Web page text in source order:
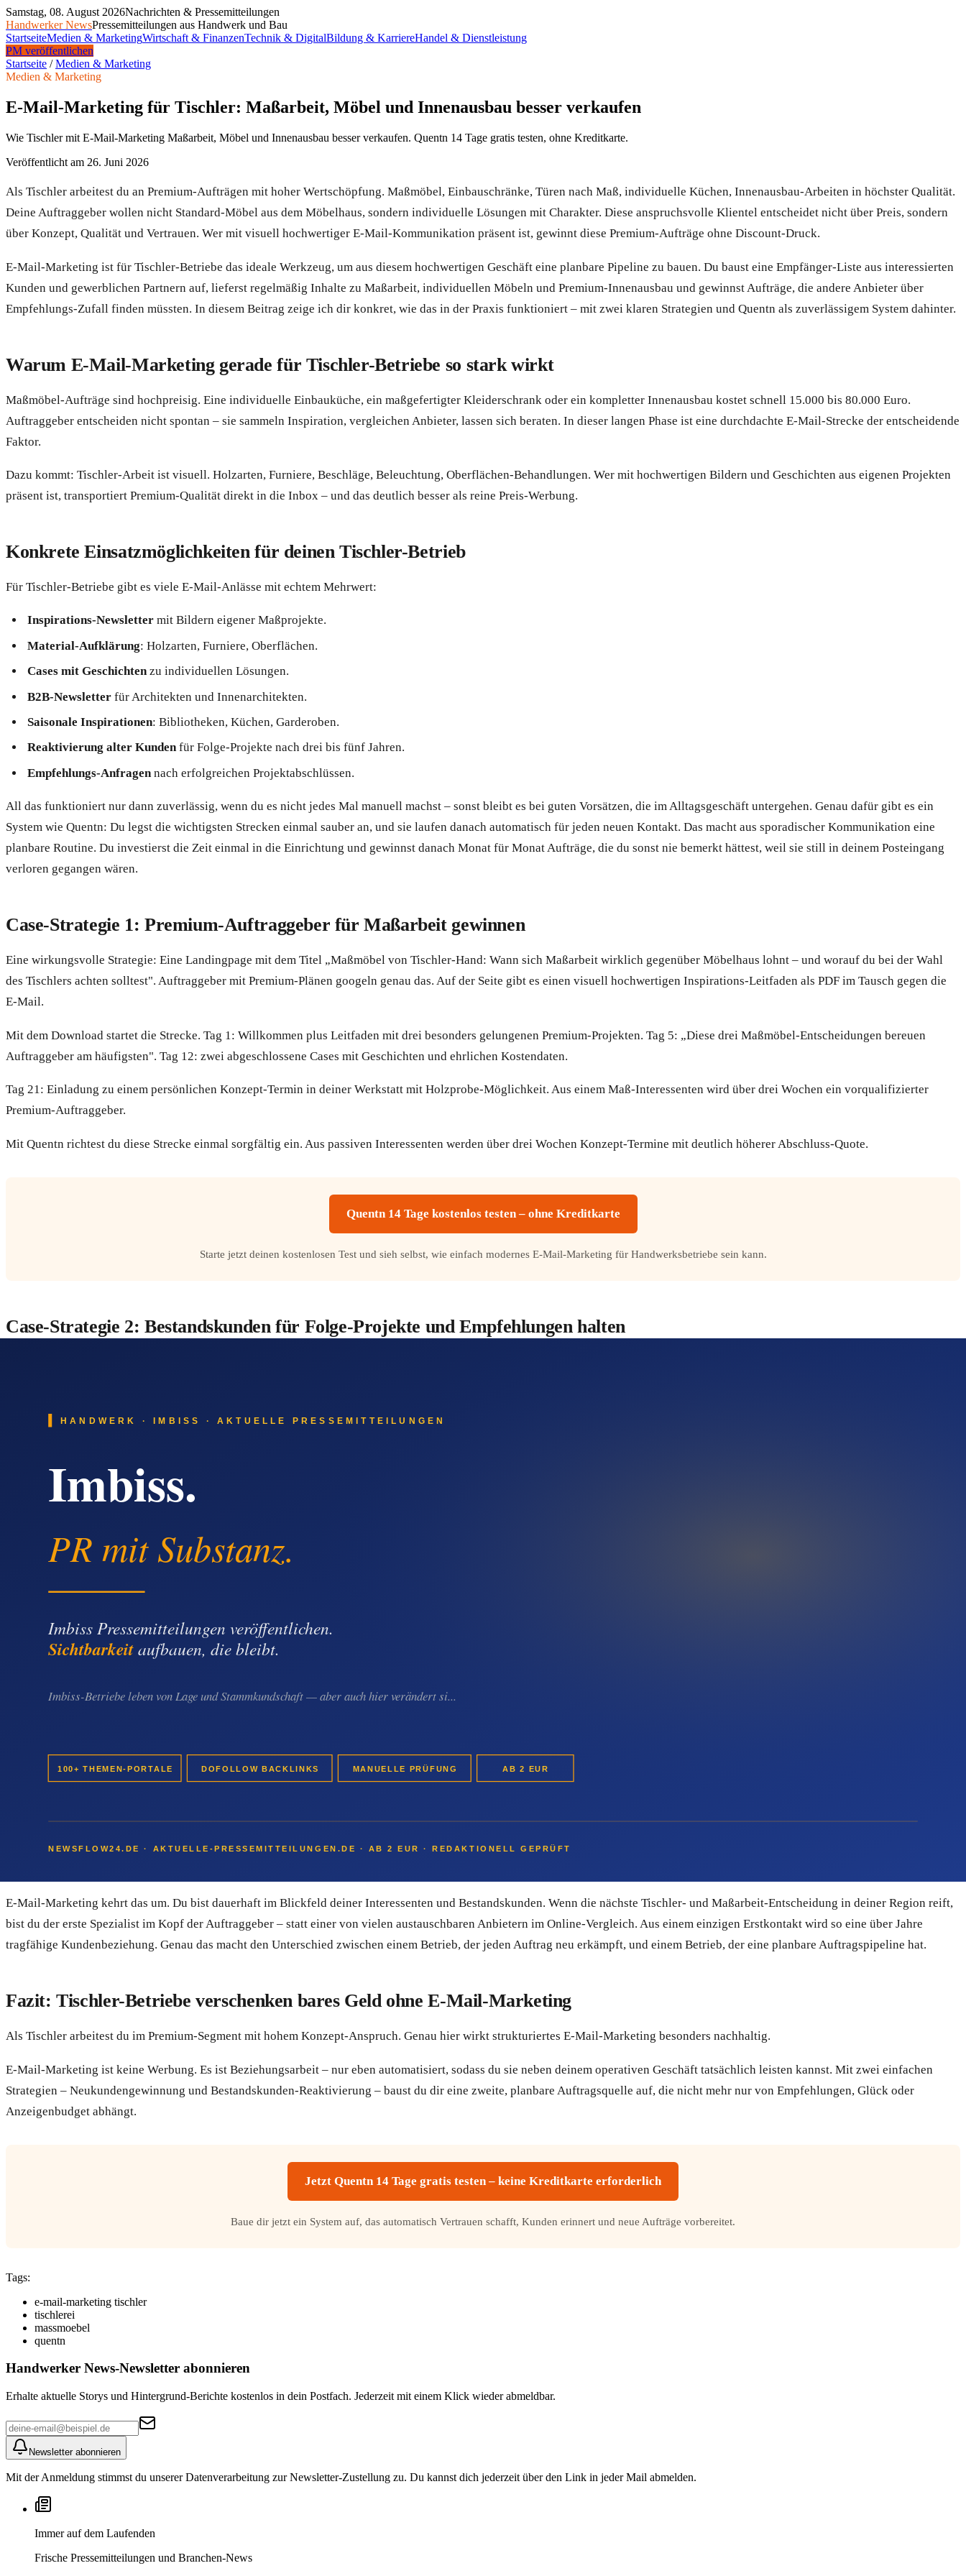
Samstag, 08. August 2026Nachrichten & Pressemitteilungen
Handwerker NewsPressemitteilungen aus Handwerk und Bau
StartseiteMedien & MarketingWirtschaft & FinanzenTechnik & DigitalBildung & KarriereHandel & Dienstleistung
PM veröffentlichen
Startseite /Medien & Marketing
Medien & Marketing
E-Mail-Marketing für Tischler: Maßarbeit, Möbel und Innenausbau besser verkaufen
Wie Tischler mit E-Mail-Marketing Maßarbeit, Möbel und Innenausbau besser verkaufen. Quentn 14 Tage gratis testen, ohne Kreditkarte.
Veröffentlicht am 26. Juni 2026
Als Tischler arbeitest du an Premium-Aufträgen mit hoher Wertschöpfung. Maßmöbel, Einbauschränke, Türen nach Maß, individuelle Küchen, Innenausbau-Arbeiten in höchster Qualität.
Deine Auftraggeber wollen nicht Standard-Möbel aus dem Möbelhaus, sondern individuelle Lösungen mit Charakter. Diese anspruchsvolle Klientel entscheidet nicht über Preis, sondern
über Konzept, Qualität und Vertrauen. Wer mit visuell hochwertiger E-Mail-Kommunikation präsent ist, gewinnt diese Premium-Aufträge ohne Discount-Druck.
E-Mail-Marketing ist für Tischler-Betriebe das ideale Werkzeug, um aus diesem hochwertigen Geschäft eine planbare Pipeline zu bauen. Du baust eine Empfänger-Liste aus interessierten
Kunden und gewerblichen Partnern auf, lieferst regelmäßig Inhalte zu Maßarbeit, individuellen Möbeln und Premium-Innenausbau und gewinnst Aufträge, die andere Anbieter über
Empfehlungs-Zufall finden müssten. In diesem Beitrag zeige ich dir konkret, wie das in der Praxis funktioniert – mit zwei klaren Strategien und Quentn als zuverlässigem System dahinter.
Warum E-Mail-Marketing gerade für Tischler-Betriebe so stark wirkt
Maßmöbel-Aufträge sind hochpreisig. Eine individuelle Einbauküche, ein maßgefertigter Kleiderschrank oder ein kompletter Innenausbau kostet schnell 15.000 bis 80.000 Euro.
Auftraggeber entscheiden nicht spontan – sie sammeln Inspiration, vergleichen Anbieter, lassen sich beraten. In dieser langen Phase ist eine durchdachte E-Mail-Strecke der entscheidende
Faktor.
Dazu kommt: Tischler-Arbeit ist visuell. Holzarten, Furniere, Beschläge, Beleuchtung, Oberflächen-Behandlungen. Wer mit hochwertigen Bildern und Geschichten aus eigenen Projekten
präsent ist, transportiert Premium-Qualität direkt in die Inbox – und das deutlich besser als reine Preis-Werbung.
Konkrete Einsatzmöglichkeiten für deinen Tischler-Betrieb
Für Tischler-Betriebe gibt es viele E-Mail-Anlässe mit echtem Mehrwert:
Inspirations-Newslettermit Bildern eigener Maßprojekte.
Material-Aufklärung: Holzarten, Furniere, Oberflächen.
Cases mit Geschichtenzu individuellen Lösungen.
B2B-Newsletterfür Architekten und Innenarchitekten.
Saisonale Inspirationen: Bibliotheken, Küchen, Garderoben.
Reaktivierung alter Kundenfür Folge-Projekte nach drei bis fünf Jahren.
Empfehlungs-Anfragennach erfolgreichen Projektabschlüssen.
All das funktioniert nur dann zuverlässig, wenn du es nicht jedes Mal manuell machst – sonst bleibt es bei guten Vorsätzen, die im Alltagsgeschäft untergehen. Genau dafür gibt es ein
System wie Quentn: Du legst die wichtigsten Strecken einmal sauber an, und sie laufen danach automatisch für jeden neuen Kontakt. Das macht aus sporadischer Kommunikation eine
planbare Routine. Du investierst die Zeit einmal in die Einrichtung und gewinnst danach Monat für Monat Aufträge, die du sonst nie bemerkt hättest, weil sie still in deinem Posteingang
verloren gegangen wären.
Case-Strategie 1: Premium-Auftraggeber für Maßarbeit gewinnen
Eine wirkungsvolle Strategie: Eine Landingpage mit dem Titel „Maßmöbel von Tischler-Hand: Wann sich Maßarbeit wirklich gegenüber Möbelhaus lohnt – und worauf du bei der Wahl
des Tischlers achten solltest". Auftraggeber mit Premium-Plänen googeln genau das. Auf der Seite gibt es einen visuell hochwertigen Inspirations-Leitfaden als PDF im Tausch gegen die
E-Mail.
Mit dem Download startet die Strecke. Tag 1: Willkommen plus Leitfaden mit drei besonders gelungenen Premium-Projekten. Tag 5: „Diese drei Maßmöbel-Entscheidungen bereuen
Auftraggeber am häufigsten". Tag 12: zwei abgeschlossene Cases mit Geschichten und ehrlichen Kostendaten.
Tag 21: Einladung zu einem persönlichen Konzept-Termin in deiner Werkstatt mit Holzprobe-Möglichkeit. Aus einem Maß-Interessenten wird über drei Wochen ein vorqualifizierter
Premium-Auftraggeber.
Mit Quentn richtest du diese Strecke einmal sorgfältig ein. Aus passiven Interessenten werden über drei Wochen Konzept-Termine mit deutlich höherer Abschluss-Quote.
Quentn 14 Tage kostenlos testen – ohne Kreditkarte
Starte jetzt deinen kostenlosen Test und sieh selbst, wie einfach modernes E-Mail-Marketing für Handwerksbetriebe sein kann.
Case-Strategie 2: Bestandskunden für Folge-Projekte und Empfehlungen halten
Mit Quentn legst du eine Bestandskunden-Liste an. Quartalsweise versendest du einen visuell hochwertigen Newsletter mit neuen Projekten und Inspirations-Ideen. Automatisierungen
Aus jedem Premium-Auftrag werden über die Jahre Folge-Aufträge und Empfehlungen mit hoher Marge.
Beide Strategien funktionieren in der Praxis nur, wenn du ein System hast, das im Hintergrund mitarbeitet. Manuell verschickte Einzel-Mails sind eine schöne Idee, aber im Alltag eines
Quentn an: Sie übernimmt die Wiederholungs-Arbeit, du behältst die strategischen Entscheidungen.
Quentn als praktische Lösung für Tischler-Betriebe
Quentn ist ein E-Mail-Marketing- und Marketing-Automation-System aus Deutschland. Du musst kein Marketing-Profi sein, um damit zu starten. Du kannst visuell hochwertige Newsletter
erstellen, die der Premium-Qualität deiner Arbeit gerecht werden – ohne Design-Agentur. Kontakte lassen sich gezielt nach Auftragsart, Region oder Projektphase taggen und segmentieren
– sauber getrennt voneinander.
Automatische E-Mail-Strecken sorgen dafür, dass jeder neue Interessent dieselbe sorgfältige Begleitung bekommt – auch dann, wenn du selbst gerade auf der Baustelle stehst. Quentn
versehentlichen Abos.
Empfehlungen sind großartig – aber sie sind nicht steuerbar. Du weißt nie, ob nächste Woche ein Anrufer kommt oder vier Wochen Funkstille herrscht. Google liefert Anfragen, aber nur,
E-Mail-Marketing kehrt das um. Du bist dauerhaft im Blickfeld deiner Interessenten und Bestandskunden. Wenn die nächste Tischler- und Maßarbeit-Entscheidung in deiner Region reift,
bist du der erste Spezialist im Kopf der Auftraggeber – statt einer von vielen austauschbaren Anbietern im Online-Vergleich. Aus einem einzigen Erstkontakt wird so eine über Jahre
tragfähige Kundenbeziehung. Genau das macht den Unterschied zwischen einem Betrieb, der jeden Auftrag neu erkämpft, und einem Betrieb, der eine planbare Auftragspipeline hat.
Fazit: Tischler-Betriebe verschenken bares Geld ohne E-Mail-Marketing
Als Tischler arbeitest du im Premium-Segment mit hohem Konzept-Anspruch. Genau hier wirkt strukturiertes E-Mail-Marketing besonders nachhaltig.
E-Mail-Marketing ist keine Werbung. Es ist Beziehungsarbeit – nur eben automatisiert, sodass du sie neben deinem operativen Geschäft tatsächlich leisten kannst. Mit zwei einfachen
Strategien – Neukundengewinnung und Bestandskunden-Reaktivierung – baust du dir eine zweite, planbare Auftragsquelle auf, die nicht mehr nur von Empfehlungen, Glück oder
Anzeigenbudget abhängt.
Jetzt Quentn 14 Tage gratis testen – keine Kreditkarte erforderlich
Baue dir jetzt ein System auf, das automatisch Vertrauen schafft, Kunden erinnert und neue Aufträge vorbereitet.
Tags:
e-mail-marketing tischler
tischlerei
massmoebel
quentn
Handwerker News-Newsletter abonnieren
Erhalte aktuelle Storys und Hintergrund-Berichte kostenlos in dein Postfach. Jederzeit mit einem Klick wieder abmeldbar.
Newsletter abonnieren
Mit der Anmeldung stimmst du unserer Datenverarbeitung zur Newsletter-Zustellung zu. Du kannst dich jederzeit über den Link in jeder Mail abmelden.
Immer auf dem Laufenden
Frische Pressemitteilungen und Branchen-News